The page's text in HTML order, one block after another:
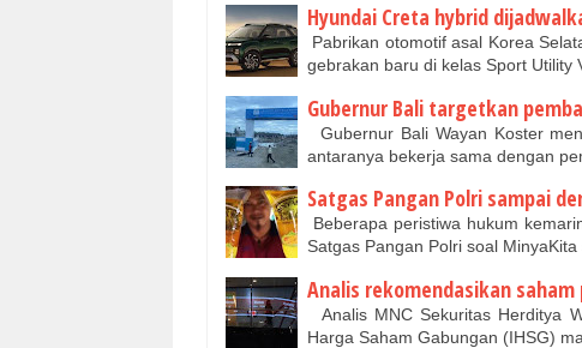
Hyundai Creta hybrid
Pabrikan otomotif asal Korea
gebrakan baru di kelas Sport Utility
Gubernur Bali targetkan
Gubernur Bali Wayan Koster
antaranya bekerja sama dengan
Satgas Pangan Polri sampai
Beberapa peristiwa hukum
Satgas Pangan Polri soal
Analis rekomendasikan
Analis MNC Sekuritas Herditya
Harga Saham Gabungan (IHSG)